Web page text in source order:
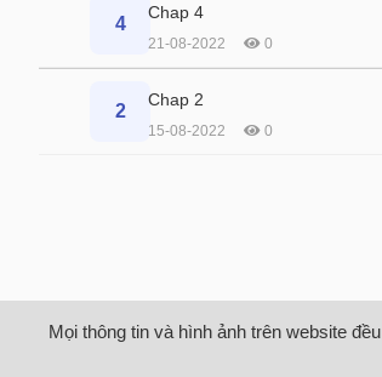
4
Chap 4
21-08-2022 0
2
Chap 2
15-08-2022 0
Mọi thông tin và hình ảnh trên website